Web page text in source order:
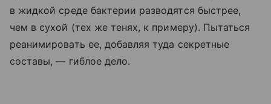
в жидкой среде бактерии разводятся быстрее,
чем в сухой (тех же тенях, к примеру). Пытаться
реанимировать ее, добавляя туда секретные
составы, — гиблое дело.